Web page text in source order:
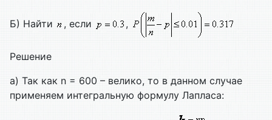
Б) Найти , если ,
Решение
а) Так как n = 600 – велико, то в данном случае
применяем интегральную формулу Лапласа: